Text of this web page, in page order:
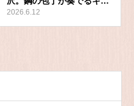
2026.6.12